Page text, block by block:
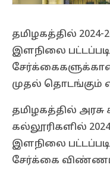
தமிழகத்தில்
இளநிலை
முதல் தொடங்கும்
தமிழகத்தில்
கல்லூரிகளில்
இளநிலை
சேர்க்கை